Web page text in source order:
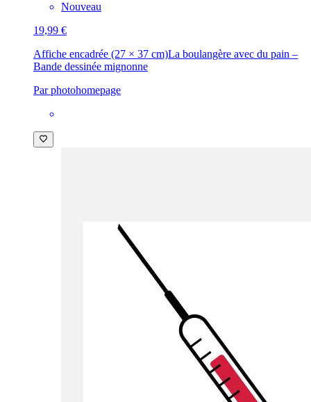
Nouveau
19,99 €
Affiche encadrée (27 × 37 cm)La boulangère avec du pain –
Bande dessinée mignonne
Par photohomepage